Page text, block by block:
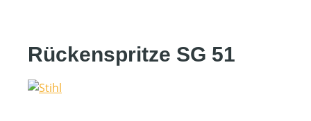
Rückenspritze SG 51